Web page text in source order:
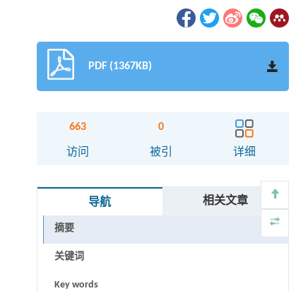
PDF (1367KB)
663
访问
0
被引 详细
导航 相关文章
摘要
关键词
Key words